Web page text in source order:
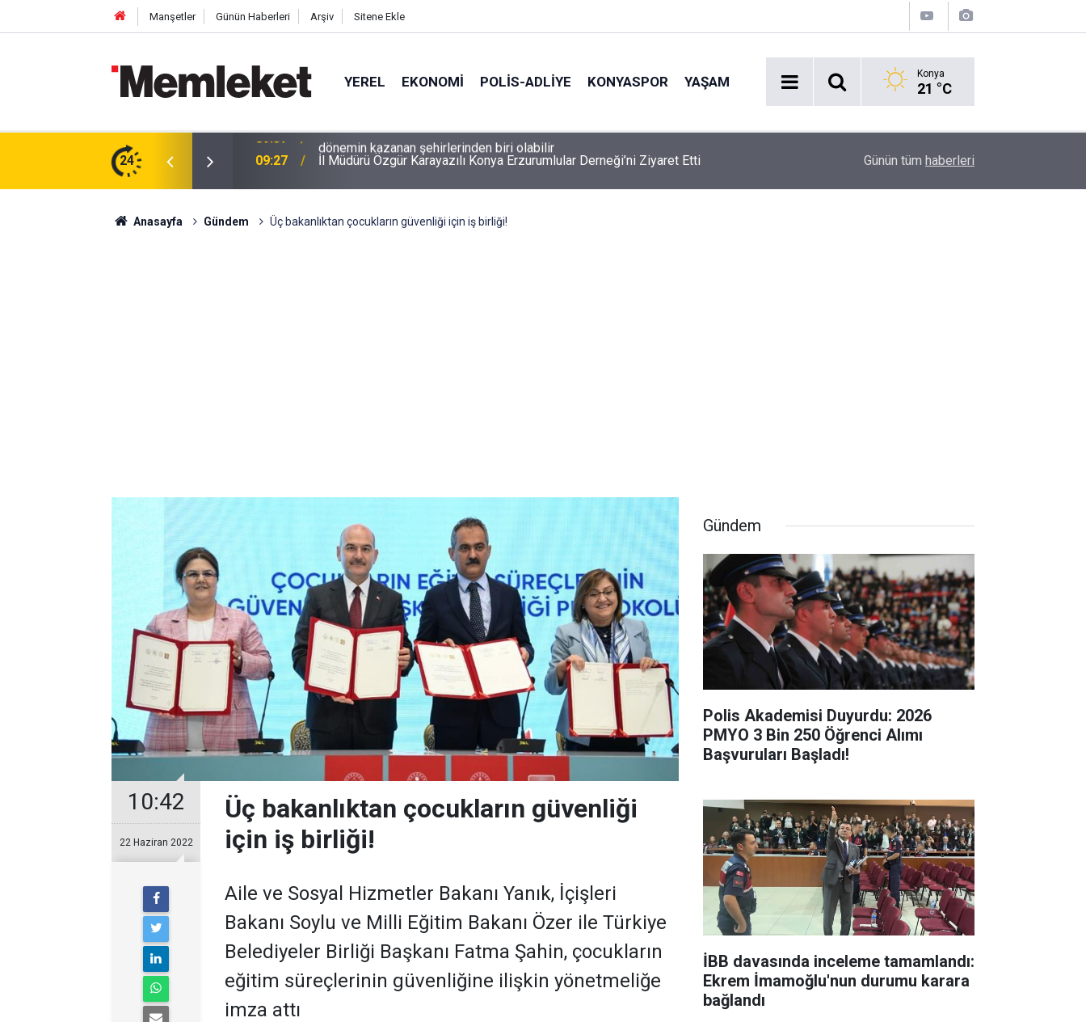
Manşetler Günün Haberleri Arşiv Sitene Ekle
YEREL EKONOMI POLİS-ADLİYE KONYASPOR YAŞAM Konya
21 °C
24
isimden dikkat çeken öngörü: Yeni
09:27 İl Müdürü Özgür Karayazılı Konya Erzurumlular Derneği’ni Ziyaret Etti Benzine ve Motorine Dev Zam Alarmı!
Günün tüm haberleri
Anasayfa Gündem Üç bakanlıktan çocukların güvenliği için iş birliği!
10:42
22 Haziran 2022
Üç bakanlıktan çocukların güvenliği
için iş birliği!
Aile ve Sosyal Hizmetler Bakanı Yanık, İçişleri
Bakanı Soylu ve Milli Eğitim Bakanı Özer ile Türkiye
Belediyeler Birliği Başkanı Fatma Şahin, çocukların
eğitim süreçlerinin güvenliğine ilişkin yönetmeliğe
imza attı
Gündem
Polis Akademisi Duyurdu: 2026
PMYO 3 Bin 250 Öğrenci Alımı
Başvuruları Başladı!
İBB davasında inceleme tamamlandı:
Ekrem İmamoğlu'nun durumu karara
bağlandı